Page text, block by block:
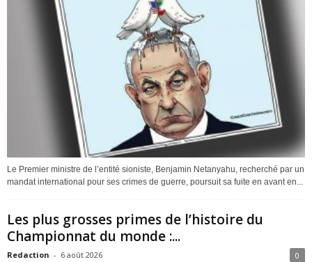
Le Premier ministre de l’entité sioniste, Benjamin Netanyahu, recherché par un
mandat international pour ses crimes de guerre, poursuit sa fuite en avant en...
Les plus grosses primes de l’histoire du
Championnat du monde :...
Redaction - 6 août 2026 0